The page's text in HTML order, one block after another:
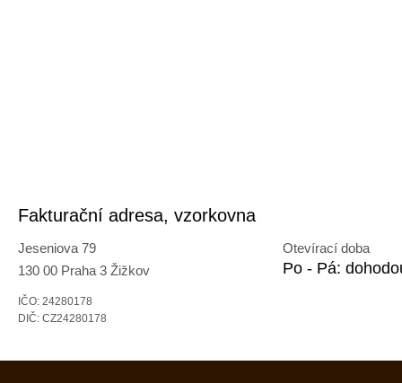
Fakturační adresa, vzorkovna
Jeseniova 79
130 00 Praha 3 Žižkov
IČO: 24280178
DIČ: CZ24280178
Otevírací doba
Po - Pá: